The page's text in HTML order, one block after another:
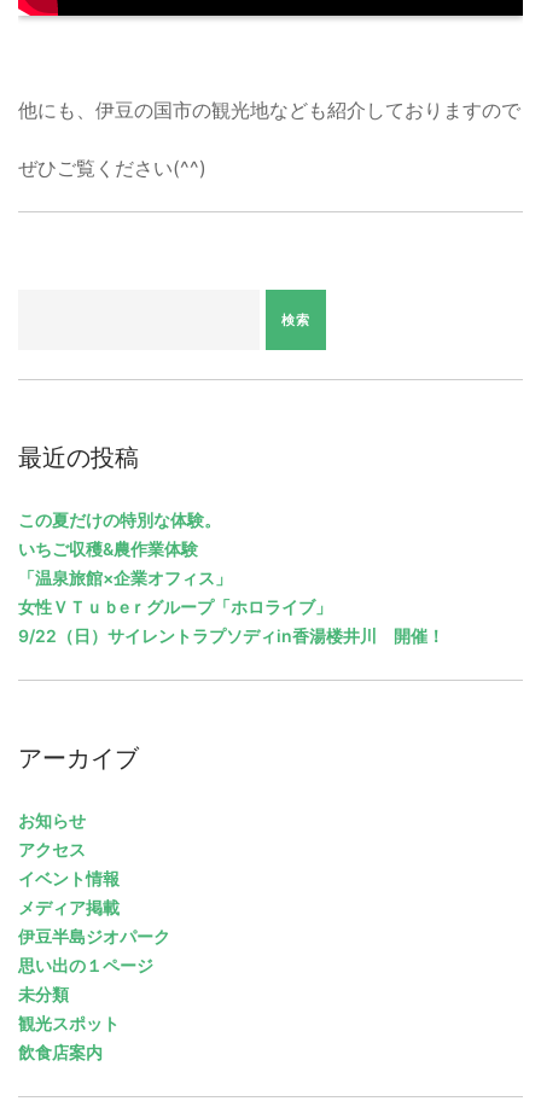
他にも、伊豆の国市の観光地なども紹介しておりますので
ぜひご覧ください(^^)
最近の投稿
この夏だけの特別な体験。
いちご収穫&農作業体験
「温泉旅館×企業オフィス」
女性ＶＴｕｂeｒグループ「ホロライブ」
9/22（日）サイレントラプソディin香湯楼井川 開催！
アーカイブ
お知らせ
アクセス
イベント情報
メディア掲載
伊豆半島ジオパーク
思い出の１ページ
未分類
観光スポット
飲食店案内